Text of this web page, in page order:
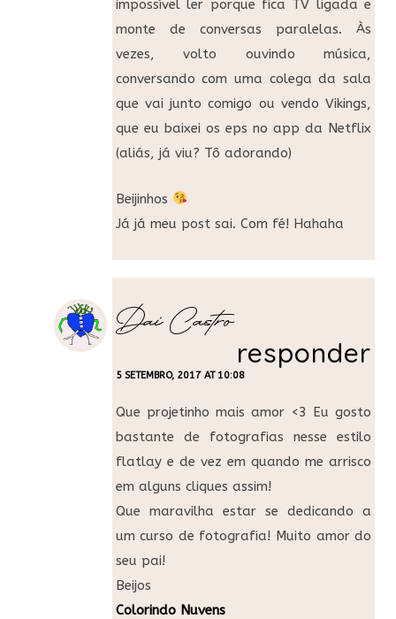
impossível ler porque fica TV ligada e
monte de conversas paralelas. Às
vezes, volto ouvindo música,
conversando com uma colega da sala
que vai junto comigo ou vendo Vikings,
que eu baixei os eps no app da Netflix
(aliás, já viu? Tô adorando)
Beijinhos
Já já meu post sai. Com fé! Hahaha
Dai Castro
5 SETEMBRO, 2017 AT 10:08
responder
Que projetinho mais amor <3 Eu gosto
bastante de fotografias nesse estilo
flatlay e de vez em quando me arrisco
em alguns cliques assim!
Que maravilha estar se dedicando a
um curso de fotografia! Muito amor do
seu pai!
Beijos
Colorindo Nuvens